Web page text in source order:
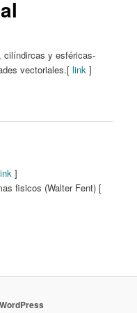
cilíndircas y esféricas-
vectoriales.[link]
]
fisicos (Walter Fent) [